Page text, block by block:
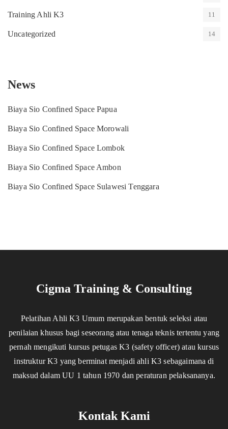
Training Ahli K3 11
Uncategorized 14
News
Biaya Sio Confined Space Papua
Biaya Sio Confined Space Morowali
Biaya Sio Confined Space Lombok
Biaya Sio Confined Space Ambon
Biaya Sio Confined Space Sulawesi Tenggara
Cigma Training & Consulting
Pelatihan Ahli K3 Umum merupakan bentuk seleksi atau
penilaian khusus bagi seseorang atau tenaga teknis tertentu yang
pernah mengikuti kursus petugas K3 (safety officer) atau kursus
instruktur K3 yang berminat menjadi ahli K3 sebagaimana di
maksud dalam UU 1 tahun 1970 dan peraturan pelaksananya.
Kontak Kami